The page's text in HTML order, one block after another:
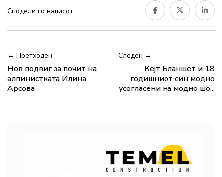
Сподели го написот:
← Претходен
Нов подвиг за почит на
алпинистката Илина
Арсова
Следен →
Кејт Бланшет и 18
годишниот син модно
усогласени на модно шо...